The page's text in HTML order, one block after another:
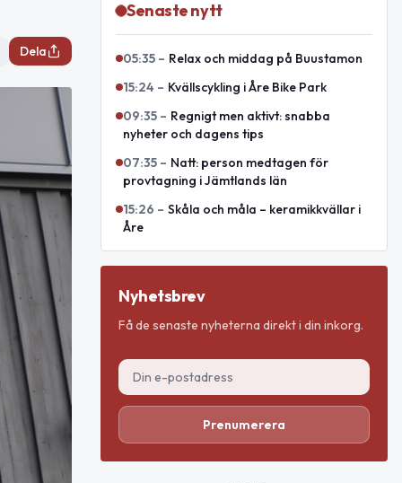
Dela
Senaste nytt
05:35 – Relax och middag på Buustamon
15:24 – Kvällscykling i Åre Bike Park
09:35 – Regnigt men aktivt: snabba
nyheter och dagens tips
07:35 – Natt: person medtagen för
provtagning i Jämtlands län
15:26 – Skåla och måla – keramikkvällar i
Åre
Nyhetsbrev
Få de senaste nyheterna direkt i din inkorg.
Prenumerera